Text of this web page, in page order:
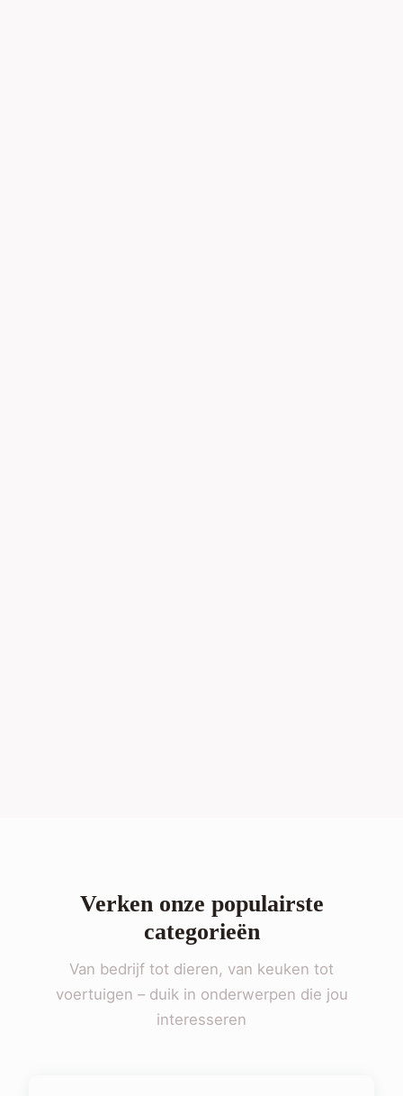
Verken onze populairste
categorieën
Van bedrijf tot dieren, van keuken tot
voertuigen – duik in onderwerpen die jou
interesseren